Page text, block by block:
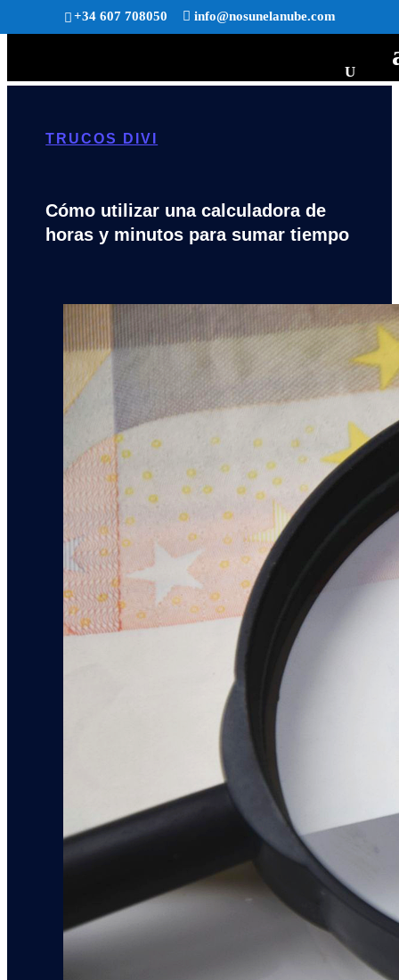
+34 607 708050 info@nosunelanube.com
TRUCOS DIVI
Cómo utilizar una calculadora de
horas y minutos para sumar tiempo